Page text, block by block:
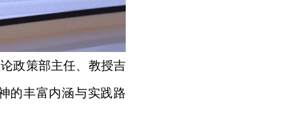
政策部主任、教授吉
的丰富内涵与实践路